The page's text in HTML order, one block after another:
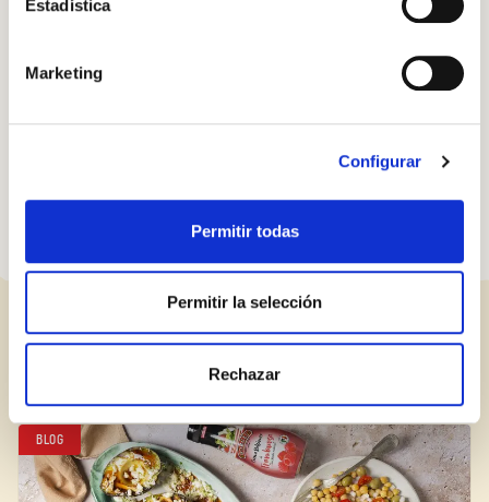
Estadística
Marketing
Configurar
Permitir todas
Permitir la selección
Rechazar
prevenir l’osteoporosi.
agents cancerígens en aquesta zona.
l’envelliment, sobretot a les cames.
ENTRADES RELACIONADES
BLOG